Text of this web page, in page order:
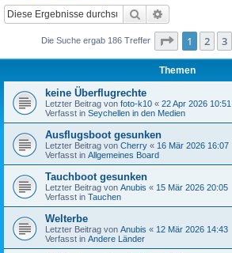
Suche
Die Suche ergab 186 Treffer Seite 1von
1 2 3
Themen
keine Überflugrechte
Letzter Beitrag von foto-k10 « 22 Apr 2026 10:51
Verfasst in Seychellen in den Medien
Ausflugsboot gesunken
Letzter Beitrag von Cherry « 16 Mär 2026 16:07
Verfasst in Allgemeines Board
Tauchboot gesunken
Letzter Beitrag von Anubis « 15 Mär 2026 20:05
Verfasst in Tauchen
Welterbe
Letzter Beitrag von Anubis « 12 Mär 2026 14:43
Verfasst in Andere Länder